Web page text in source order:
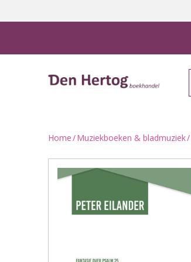
Home/Muziekboeken & bladmuziek/